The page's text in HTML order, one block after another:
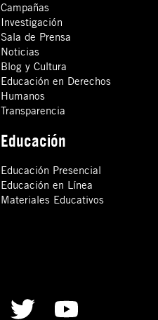
Campañas
Investigación
Sala de Prensa
Noticias
Blog y Cultura
Educación en Derechos
Humanos
Transparencia
Educación
Educación Presencial
Educación en Línea
Materiales Educativos